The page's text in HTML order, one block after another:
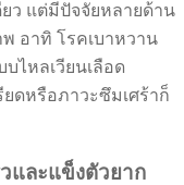
ยว แต่มีปัจจัยหลายด้าน
อาทิ โรคเบาหวาน
ไหลเวียนเลือด
ดหรือภาวะซึมเศร้าก็
และแข็งตัวยาก